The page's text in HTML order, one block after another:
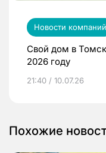
Новости компаний
Свой дом в
2026 году
21:40 / 10.07.26
Похожие